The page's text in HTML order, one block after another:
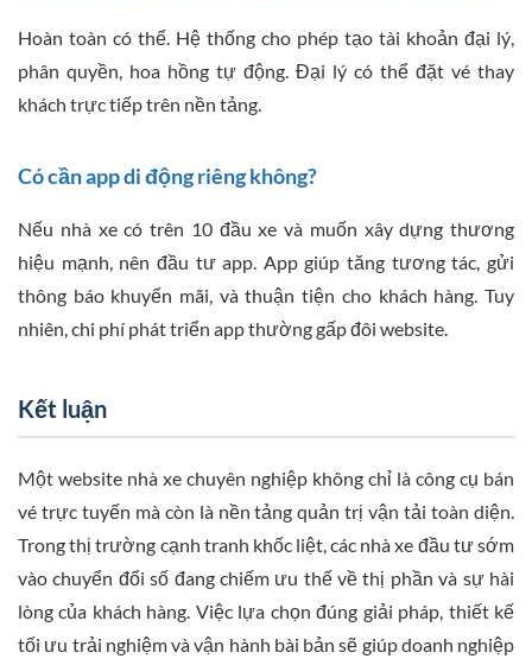
Hoàn toàn có thể. Hệ thống cho phép tạo tài khoản đại lý,
phân quyền, hoa hồng tự động. Đại lý có thể đặt vé thay
khách trực tiếp trên nền tảng.
Có cần app di động riêng không?
Nếu nhà xe có trên 10 đầu xe và muốn xây dựng thương
hiệu mạnh, nên đầu tư app. App giúp tăng tương tác, gửi
thông báo khuyến mãi, và thuận tiện cho khách hàng. Tuy
nhiên, chi phí phát triển app thường gấp đôi website.
Kết luận
Một website nhà xe chuyên nghiệp không chỉ là công cụ bán
vé trực tuyến mà còn là nền tảng quản trị vận tải toàn diện.
Trong thị trường cạnh tranh khốc liệt, các nhà xe đầu tư sớm
vào chuyển đổi số đang chiếm ưu thế về thị phần và sự hài
lòng của khách hàng. Việc lựa chọn đúng giải pháp, thiết kế
tối ưu trải nghiệm và vận hành bài bản sẽ giúp doanh nghiệp